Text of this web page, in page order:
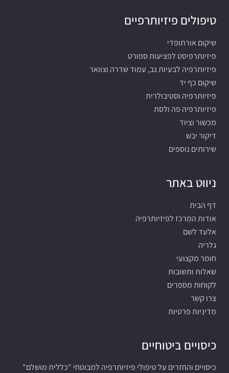
טיפולים פיזיותרפיים
שיקום אורתופדי
פיזיותרפיסט לפציעות ספורט
פיזיותרפיה לבעיות גב, עמוד שדרה וצוואר
שיקום כף יד
פיזיותרפיה וסטיבולרית
פיזיותרפיה פה ולסת
מכשור וציוד
דיקור יבש
שירותים נוספים
ניווט באתר
דף הבית
אודות המרכז לפיזיותרפיה
אלעד לשם
גלריה
חומר מקצועי
שאלות ותשובות
לקוחות מספרים
צרו קשר
מדיניות פרטיות
כיסויים ביטוחיים
כיסויים והחזרים על טיפולי פיזיותרפיה למבוטחי "כללית מושלם"